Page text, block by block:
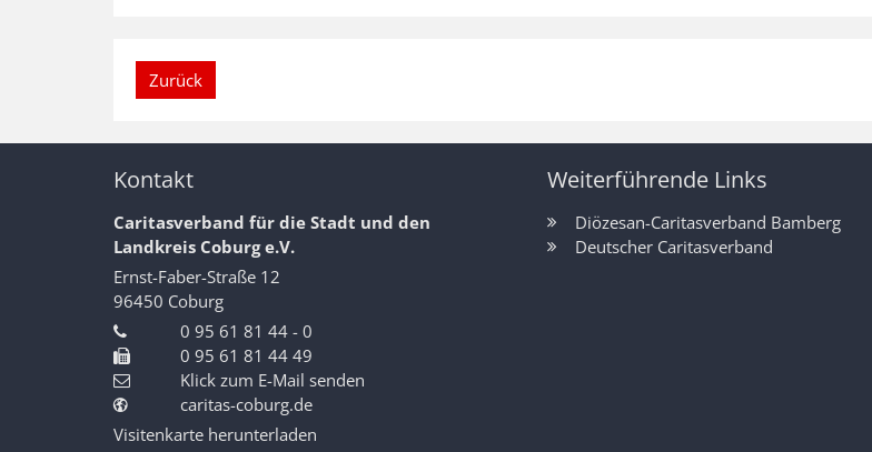
Zurück
Kontakt
Caritasverband für die Stadt und den
Landkreis Coburg e.V.
Ernst-Faber-Straße 12
96450 Coburg
0 95 61 81 44 - 0
0 95 61 81 44 49
Klick zum E-Mail senden
caritas-coburg.de
Visitenkarte herunterladen
Weiterführende Links
Diözesan-Caritasverband Bamberg
Deutscher Caritasverband